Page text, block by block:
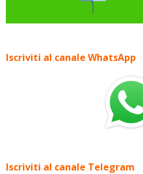
Iscriviti al canale WhatsApp
Iscriviti al canale Telegram